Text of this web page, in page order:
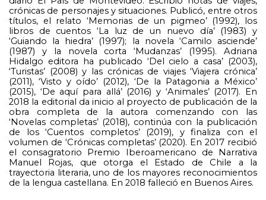
crónicas de personajes y situaciones. Publicó, entre otros
títulos, el relato ‘Memorias de un pigmeo’ (1992), los
libros de cuentos ‘La luz de un nuevo día’ (1983) y
‘Guiando la hiedra’ (1997); la novela ‘Camilo asciende’
(1987) y la novela corta ‘Mudanzas’ (1995). Adriana
Hidalgo editora ha publicado ‘Del cielo a casa’ (2003),
‘Turistas’ (2008) y las crónicas de viajes ‘Viajera crónica’
(2011), ‘Visto y oído’ (2012), ‘De la Patagonia a México’
(2015), ‘De aquí para allá’ (2016) y ‘Animales’ (2017). En
2018 la editorial da inicio al proyecto de publicación de la
obra completa de la autora comenzando con las
‘Novelas completas’ (2018), continúa con la publicación
de los ‘Cuentos completos’ (2019), y finaliza con el
volumen de ‘Crónicas completas’ (2020). En 2017 recibió
el consagratorio Premio Iberoamericano de Narrativa
Manuel Rojas, que otorga el Estado de Chile a la
trayectoria literaria, uno de los mayores reconocimientos
de la lengua castellana. En 2018 falleció en Buenos Aires.